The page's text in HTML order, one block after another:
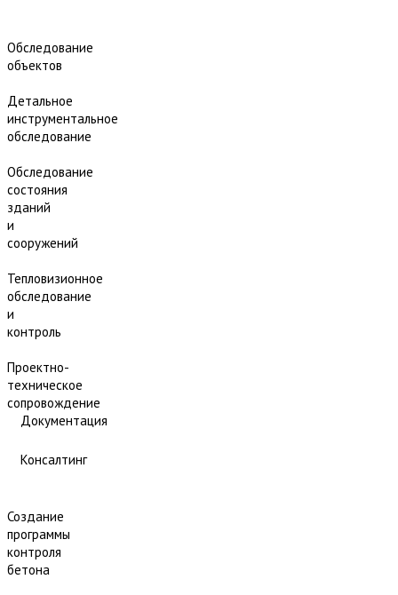
Обследование
объектов
Детальное
инструментальное
обследование
Обследование
состояния
зданий
и
сооружений
Тепловизионное
обследование
и
контроль
Проектно-
техническое
сопровождение
Документация
Консалтинг
Создание
программы
контроля
бетона